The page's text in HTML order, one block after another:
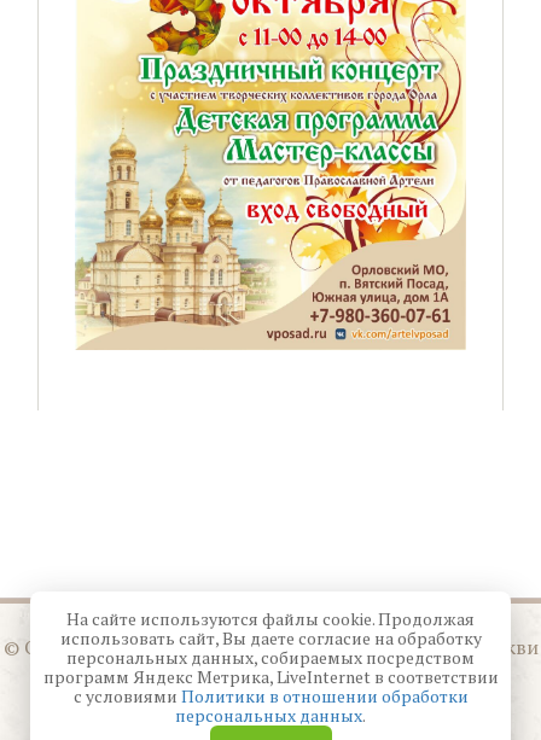
© Орловская митрополия Русской Православной Церкви
Московского Патриархата
На сайте используются файлы cookie. Продолжая
использовать сайт, Вы даете согласие на обработку
персональных данных, собираемых посредством
программ Яндекс Метрика, LiveInternet в соответствии
с условиями Политики в отношении обработки
персональных данных.